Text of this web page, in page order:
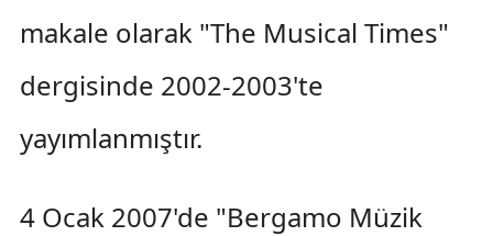
makale olarak "The Musical Times"
dergisinde 2002-2003'te
yayımlanmıştır.
4 Ocak 2007'de "Bergamo Müzik